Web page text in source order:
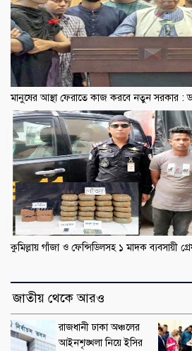
মানুষের আস্থা ফেরাতে কাজ করবে নতুন সরকার :
কুমিল্লায় গাঁজা ও ফেন্সিডিলসহ ১ মাদক ব্যবসায়ী
জাতীয় থেকে আরও
রাজধানী ঢাকা অঞ্চলের
আইনশৃঙ্খলা নিয়ে ইসির